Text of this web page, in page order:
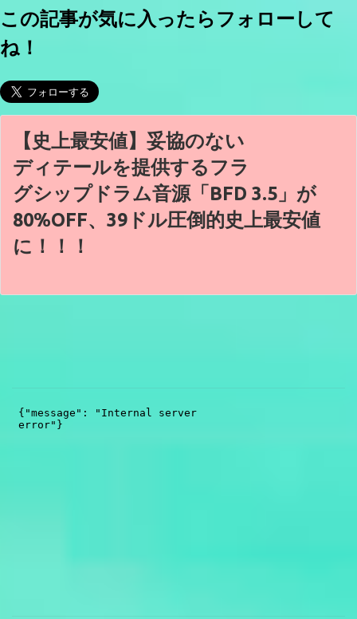
この記事が気に入ったらフォローして
ね！
【史上最安値】妥協のない
ディテールを提供するフラ
グシップドラム音源「BFD 3.5」が
80%OFF、39ドル圧倒的史上最安値
に！！！